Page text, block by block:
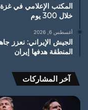
خلال 300 يوم
أغسطس 6, 2026
الجيش الإيراني: نعزز
المنطقة هدفها إيران
آخر المشاركات